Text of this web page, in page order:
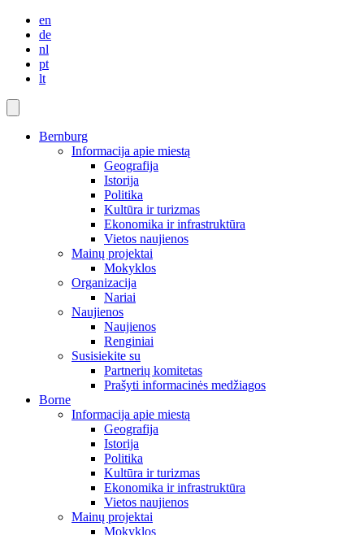
en
de
nl
pt
lt
Bernburg
Informacija apie miestą
Geografija
Istorija
Politika
Kultūra ir turizmas
Ekonomika ir infrastruktūra
Vietos naujienos
Mainų projektai
Mokyklos
Organizacija
Nariai
Naujienos
Naujienos
Renginiai
Susisiekite su
Partnerių komitetas
Prašyti informacinės medžiagos
Borne
Informacija apie miestą
Geografija
Istorija
Politika
Kultūra ir turizmas
Ekonomika ir infrastruktūra
Vietos naujienos
Mainų projektai
Mokyklos